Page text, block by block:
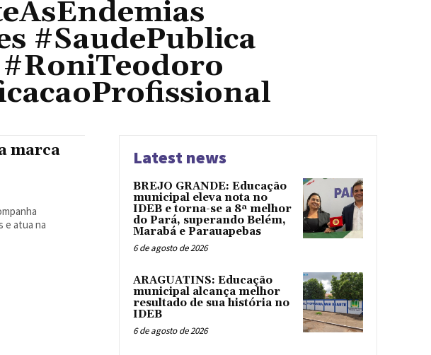
#SaudePublica
marca
e atua na
Latest news
BREJO GRANDE: Educação
municipal eleva nota no
IDEB e torna-se a 8ª melhor
do Pará, superando Belém,
Marabá e Parauapebas
6 de agosto de 2026
ARAGUATINS: Educação
municipal alcança melhor
resultado de sua história no
IDEB
6 de agosto de 2026